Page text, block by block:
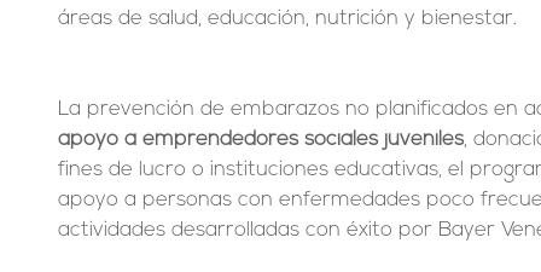
áreas de salud, educación, nutrición y bienestar.
La prevención de embarazos no planificados en
apoyo a emprendedores sociales juveniles,
fines de lucro o instituciones educativas, el
apoyo a personas con enfermedades poco
actividades desarrolladas con éxito por Bayer